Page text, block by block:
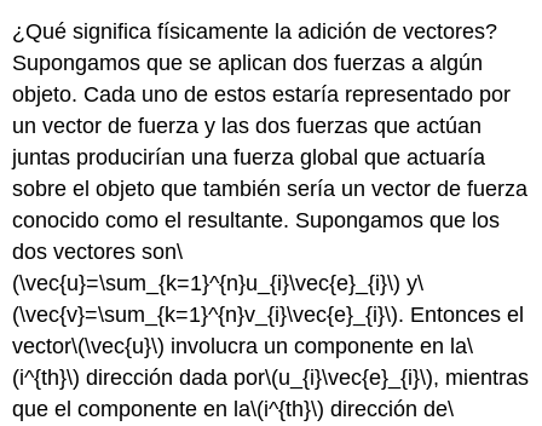
¿Qué significa físicamente la adición de vectores?
Supongamos que se aplican dos fuerzas a algún
objeto. Cada uno de estos estaría representado por
un vector de fuerza y las dos fuerzas que actúan
juntas producirían una fuerza global que actuaría
sobre el objeto que también sería un vector de fuerza
conocido como el resultante. Supongamos que los
dos vectores son\
(\vec{u}=\sum_{k=1}^{n}u_{i}\vec{e}_{i}\) y\
(\vec{v}=\sum_{k=1}^{n}v_{i}\vec{e}_{i}\). Entonces el
vector\(\vec{u}\) involucra un componente en la\
(i^{th}\) dirección dada por\(u_{i}\vec{e}_{i}\), mientras
que el componente en la\(i^{th}\) dirección de\